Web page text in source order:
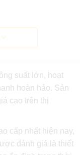
suất lớn, hoạt
hoàn hảo. Sản
cao trên thị
cấp nhất hiện nay,
đánh giá là thiết